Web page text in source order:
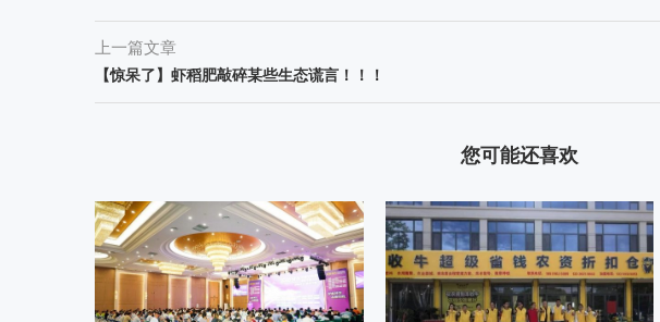
上一篇文章
【惊呆了】虾稻肥敲碎某些生态谎言！！！
您可能还喜欢